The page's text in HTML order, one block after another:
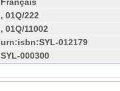
Français
, 01Q/222
, 01Q/11002
urn:isbn:SYL-012179
SYL-000300